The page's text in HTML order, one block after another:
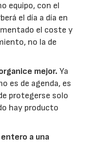
equipo, con el
el día a día en
el coste y
no la de
mejor. Ya
es de agenda, es
protegerse solo
hay producto
a una